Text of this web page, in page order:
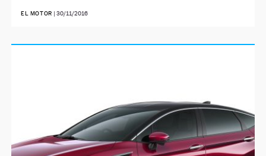
EL MOTOR | 30/11/2016